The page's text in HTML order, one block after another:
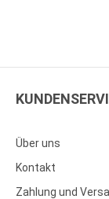
Über uns
Kontakt
Zahlung und